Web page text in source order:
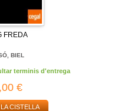
FREDA
BIEL
terminis d'entrega
€
CISTELLA